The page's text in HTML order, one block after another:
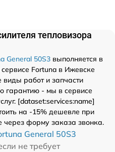
тепловизора
General 50S3 выполняется в
Fortuna в Ижевске
работ и запчасти
гарантию - мы в сервисе
[dataset:services:name]
на -15% дешевле при
через форму заказа звонка.
General 50S3
не требует